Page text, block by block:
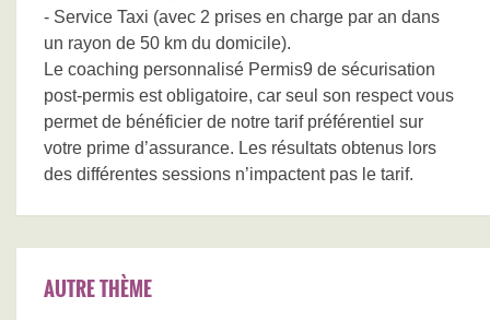
- Service Taxi (avec 2 prises en charge par an dans
un rayon de 50 km du domicile).
Le coaching personnalisé Permis9 de sécurisation
post-permis est obligatoire, car seul son respect vous
permet de bénéficier de notre tarif préférentiel sur
votre prime d’assurance. Les résultats obtenus lors
des différentes sessions n’impactent pas le tarif.
AUTRE THÈME